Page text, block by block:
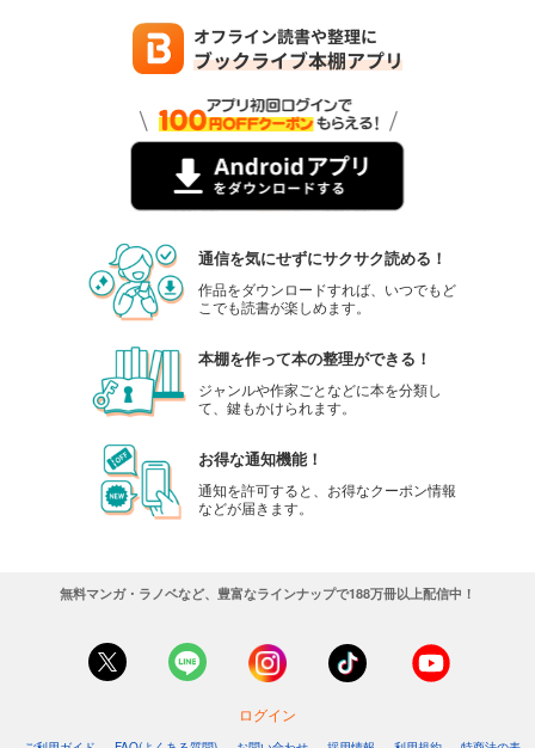
通信を気にせずにサクサク読める！
作品をダウンロードすれば、いつでもど
こでも読書が楽しめます。
本棚を作って本の整理ができる！
ジャンルや作家ごとなどに本を分類し
て、鍵もかけられます。
お得な通知機能！
通知を許可すると、お得なクーポン情報
などが届きます。
無料マンガ・ラノベなど、豊富なラインナップで188万冊以上配信中！
ログイン